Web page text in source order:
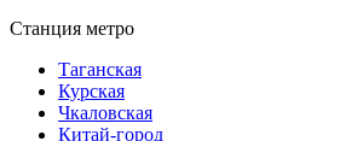
Станция метро
Таганская
Курская
Чкаловская
Китай-город